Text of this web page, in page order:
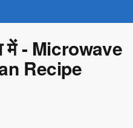
में - Microwave
Recipe